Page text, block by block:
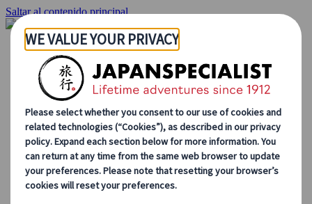
Saltar al contenido principal
Inicio
Viajes
Viajes a medida
Viajes de autor
Fly & Drive
Circuitos organizados
Excursiones
Tours de grupo a medida
Japan Rail Pass
Cómo trabajamos
Sobre nosotros
Nuestro equipo